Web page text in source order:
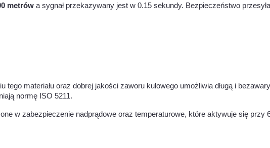
metrów a sygnał przekazywany jest w 0.15 sekundy. Bezpieczeństwo
materiału oraz dobrej jakości zaworu kulowego umożliwia długą i
normę ISO 5211.
w zabezpieczenie nadprądowe oraz temperaturowe, które aktywuje się przy